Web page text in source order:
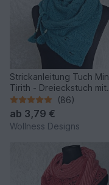
Strickanleitung Tuch
Tirith - Dreieckstuch mit
Blätterranke(86)
ab 3,79 €
Wollness Designs